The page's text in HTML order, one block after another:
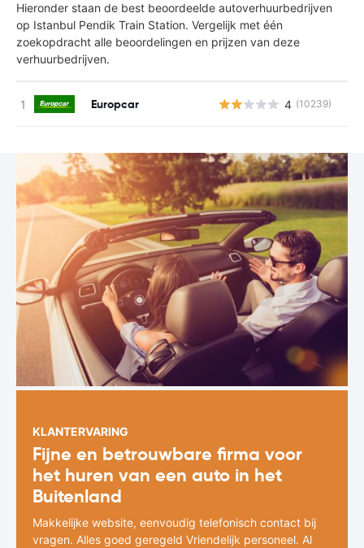
Hieronder staan de best beoordeelde autoverhuurbedrijven
op Istanbul Pendik Train Station. Vergelijk met één
zoekopdracht alle beoordelingen en prijzen van deze
verhuurbedrijven.
Europcar 4 (10239)
KLANTERVARING
Fijne en betrouwbare firma voor
het huren van een auto in het
Buitenland
Makkelijke website, eenvoudig telefonisch contact bij
vragen. Alles goed geregeld Vriendelijk personeel. Al